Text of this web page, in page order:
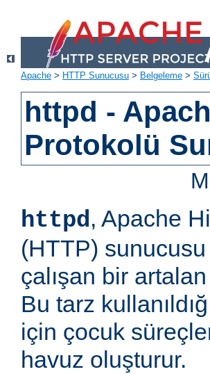
Apache > HTTP Sunucusu > Belgeleme >
httpd -
Protokolü
httpd, Apache
(HTTP) sunucusu
çalışan bir
Bu tarz
için çocuk
havuz oluşturur.